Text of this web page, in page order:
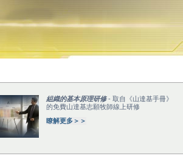
組織的基本原理研修- 取自《山達基手冊》
的免費山達基志願牧師線上研修
瞭解更多＞＞